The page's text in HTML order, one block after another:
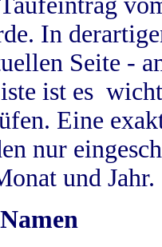
In
Seite -
ist es
Eine
nur
und Jahr.